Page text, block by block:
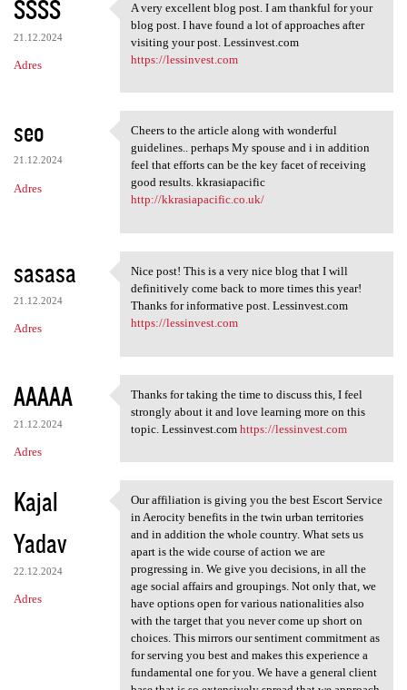
SSSS
21.12.2024
Adres
A very excellent blog post. I
A very excellent blog post. I am thankful for your
blog post. I have found a lot of approaches after
visiting your post. Lessinvest.com
https://lessinvest.com
seo
21.12.2024
Adres
Cheers to the article along
Cheers to the article along with wonderful
guidelines.. perhaps My spouse and i in addition
feel that efforts can be the key facet of receiving
good results. kkrasiapacific
http://kkrasiapacific.co.uk/
sasasa
21.12.2024
Adres
Nice post! This is a very
Nice post! This is a very nice blog that I will
definitively come back to more times this year!
Thanks for informative post. Lessinvest.com
https://lessinvest.com
AAAAA
21.12.2024
Adres
Thanks for taking the time to
Thanks for taking the time to discuss this, I feel
strongly about it and love learning more on this
topic. Lessinvest.com https://lessinvest.com
Kajal
Yadav
22.12.2024
Adres
Our affiliation is giving you
Our affiliation is giving you the best Escort Service
in Aerocity benefits in the twin urban territories
and in addition the whole country. What sets us
apart is the wide course of action we are
progressing in. We give you decisions, in all the
age social affairs and groupings. Not only that, we
have options open for various nationalities also
with the target that you never come up short on
choices. This mirrors our sentiment commitment as
for serving you best and makes this experience a
fundamental one for you. We have a general client